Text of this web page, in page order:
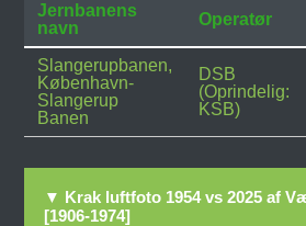
Jernbanens
navn
Operatør
Slangerupbanen,
København-
Slangerup
Banen
DSB
(Oprindelig:
KSB)
▼ Krak luftfoto 1954 vs 2025 af
[1906-1974]